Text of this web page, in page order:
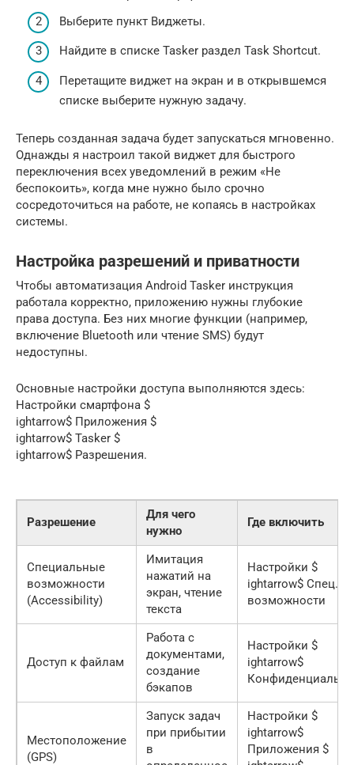
Выберите пункт Виджеты.
Найдите в списке Tasker раздел Task Shortcut.
Перетащите виджет на экран и в открывшемся
списке выберите нужную задачу.
Теперь созданная задача будет запускаться мгновенно.
Однажды я настроил такой виджет для быстрого
переключения всех уведомлений в режим «Не
беспокоить», когда мне нужно было срочно
сосредоточиться на работе, не копаясь в настройках
системы.
Настройка разрешений и приватности
Чтобы автоматизация Android Tasker инструкция
работала корректно, приложению нужны глубокие
права доступа. Без них многие функции (например,
включение Bluetooth или чтение SMS) будут
недоступны.
Основные настройки доступа выполняются здесь:
Настройки смартфона $
ightarrow$ Приложения $
ightarrow$ Tasker $
ightarrow$ Разрешения.
Разрешение
Для чего
нужно
Где включить
Специальные
возможности
(Accessibility)
Имитация
нажатий на
экран, чтение
текста
Настройки $
ightarrow$ Спец.
возможности
Доступ к файлам
Работа с
документами,
создание
бэкапов
Настройки $
ightarrow$
Местоположение
(GPS)
Запуск задач
при прибытии
в
Настройки $
ightarrow$
Приложения $